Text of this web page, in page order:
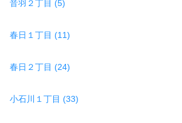
音羽２丁目 (5)
春日１丁目 (11)
春日２丁目 (24)
小石川１丁目 (33)